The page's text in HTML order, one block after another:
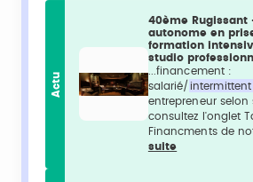
Actu
40ème Rugissant
autonome en
formation
studio
...financement :
salarié/ intermittent
entrepreneur
consultez l'onglet
Financments de
suite